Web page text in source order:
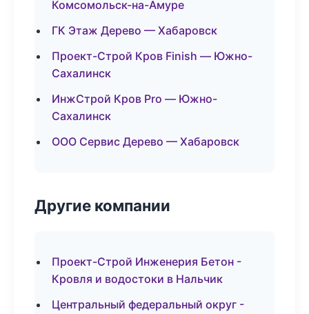
Комсомольск-на-Амуре
ГК Этаж Дерево — Хабаровск
Проект-Строй Кров Finish — Южно-
Сахалинск
ИнжСтрой Кров Pro — Южно-
Сахалинск
ООО Сервис Дерево — Хабаровск
Другие компании
Проект-Строй Инженерия Бетон -
Кровля и водостоки в Нальчик
Центральный федеральный округ -